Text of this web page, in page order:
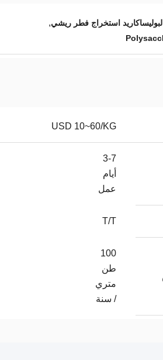
استخراج فطر ريشي,
USD 10~60/KG
3-7
أيام
عمل
T/T
100
طن
متري
/ سنة